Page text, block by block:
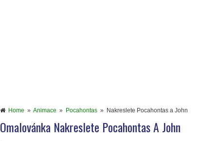
Home » Animace » Pocahontas » Nakreslete Pocahontas a John
Omalovánka Nakreslete Pocahontas A John